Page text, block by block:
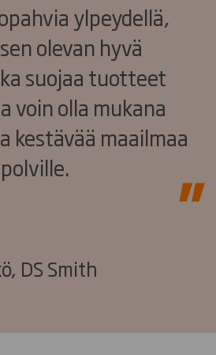
ylpeydellä,
olevan hyvä
suojaa tuotteet
voin olla mukana
kestävää maailmaa
DS Smith